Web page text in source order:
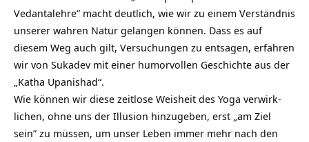
Vedantalehre” macht deutlich, wie wir zu einem Verständnis
unserer wahren Natur gelangen können. Dass es auf
diesem Weg auch gilt, Versuchungen zu entsagen, erfahren
wir von Sukadev mit einer humorvollen Geschichte aus der
„Katha Upanishad“.
Wie können wir diese zeitlose Weisheit des Yoga verwirk-
lichen, ohne uns der Illusion hinzugeben, erst „am Ziel
sein” zu müssen, um unser Leben immer mehr nach den